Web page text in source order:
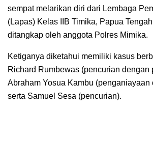
sempat melarikan diri dari Lembaga
(Lapas) Kelas IIB Timika, Papua
ditangkap oleh anggota Polres Mimika.
Ketiganya diketahui memiliki kasus
Richard Rumbewas (pencurian dengan
Abraham Yosua Kambu (penganiayaan
serta Samuel Sesa (pencurian).